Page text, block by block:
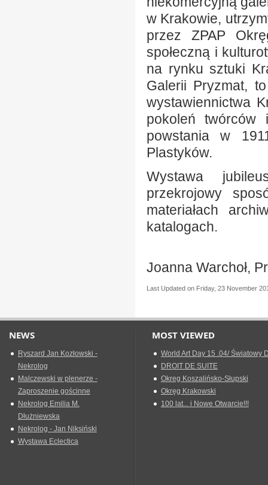
w Krakowie,
przez ZPAP
społeczną i
na rynku sztuki
Galerii Pryzmat,
wystawiennictwa
pokoleń
powstania w
Plastyków.
Wystawa
przekrojowy
materiałach
katalogach.
Joanna Warchoł,
Last Updated on Friday, 23 November
NEWS
Ryszard Jan Kozłowski -
Nekrolog
Malczewski w plenerze -
Zaproszenie gościnne
Nekrolog Emilia M.
Dłużniewska
Nekrolog - Jan Niksiński
Wystawa Eclectica
MOST VIEWED
World Art Day 15 .04/ Światowy
DROIT DE SUITE
Okreg Koszalińsko-Słupski
Okręg Krakowski
100 lat... i Nowe Otwarcie!!!